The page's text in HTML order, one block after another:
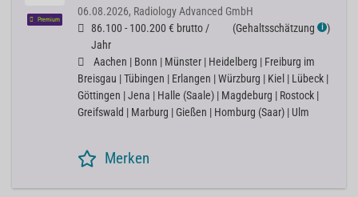
Premium
06.08.2026, Radiology Advanced GmbH
86.100 - 100.200 € brutto /
Jahr
(Gehaltsschätzung ℹ )
Aachen | Bonn | Münster | Heidelberg | Freiburg im
Breisgau | Tübingen | Erlangen | Würzburg | Kiel | Lübeck |
Göttingen | Jena | Halle (Saale) | Magdeburg | Rostock |
Greifswald | Marburg | Gießen | Homburg (Saar) | Ulm
Merken